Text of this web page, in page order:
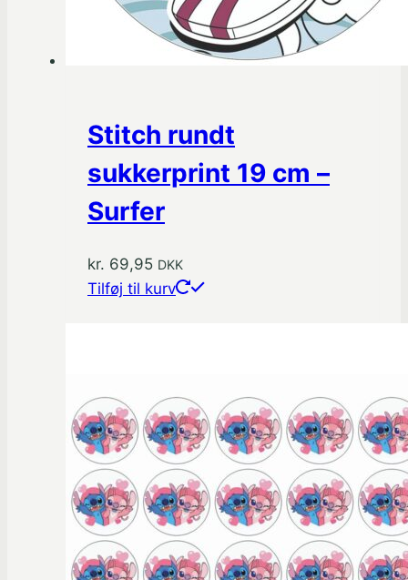
Stitch rundt
sukkerprint 19 cm –
Surfer
kr. 69,95 DKK
Tilføj til kurv